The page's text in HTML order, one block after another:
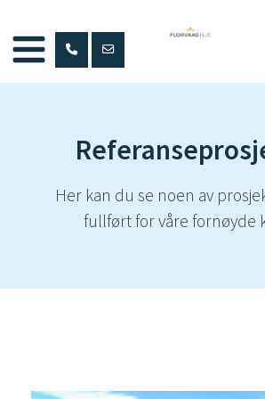
innhold
Her kan du se noen av
fullført for våre fornøyde